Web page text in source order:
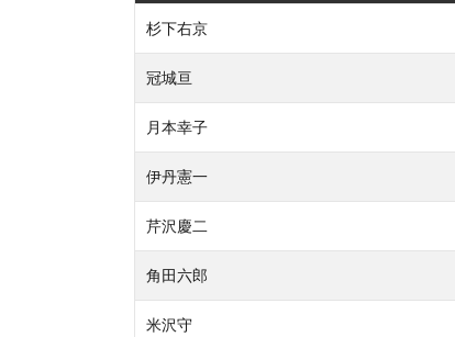
杉下右京
冠城亘
月本幸子
伊丹憲一
芹沢慶二
角田六郎
米沢守